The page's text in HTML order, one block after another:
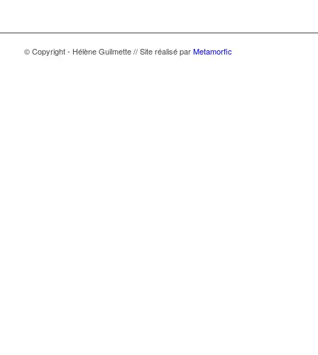
© Copyright - Hélène Guilmette // Site réalisé parMetamorfic